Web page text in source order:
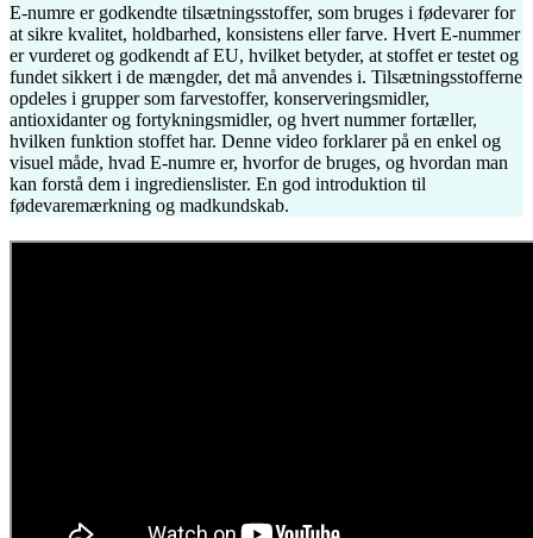
E‑numre er godkendte tilsætningsstoffer, som bruges i fødevarer for
at sikre kvalitet, holdbarhed, konsistens eller farve. Hvert E‑nummer
er vurderet og godkendt af EU, hvilket betyder, at stoffet er testet og
fundet sikkert i de mængder, det må anvendes i. Tilsætningsstofferne
opdeles i grupper som farvestoffer, konserveringsmidler,
antioxidanter og fortykningsmidler, og hvert nummer fortæller,
hvilken funktion stoffet har. Denne video forklarer på en enkel og
visuel måde, hvad E‑numre er, hvorfor de bruges, og hvordan man
kan forstå dem i ingredienslister. En god introduktion til
fødevaremærkning og madkundskab.